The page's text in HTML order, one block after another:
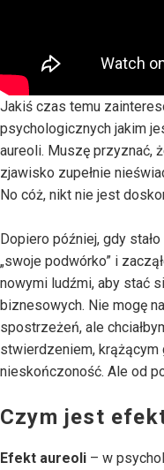
Jakiś czas temu
psychologicznych jakim
aureoli. Muszę przyznać,
zjawisko zupełnie
No cóż, nikt nie jest
Dopiero później, gdy
„swoje podwórko” i
nowymi ludźmi, aby stać
biznesowych. Nie mogę
spostrzeżeń, ale
stwierdzeniem,
nieskończoność. Ale od
Czym jest
Efekt aureoli – w